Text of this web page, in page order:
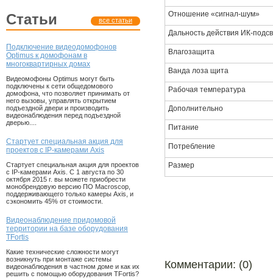
статьи все статьи
Подключение видеодомофонов
Optimus к домофонам в
многоквартирных домах
Видеомофоны Optimus могут быть
подключены к сети общедомового
домофона, что позволяет принимать от
него вызовы, управлять открытием
подъездной двери и производить
видеонаблюдения перед подъездной
дверью....
Стартует специальная акция для
проектов с IP-камерами Axis
Стартует специальная акция для проектов
с IP-камерами Axis. С 1 августа по 30
октября 2015 г. вы можете приобрести
монобрендовую версию ПО Macroscop,
поддерживающего только камеры Axis, и
сэкономить 45% от стоимости.
Видеонаблюдение придомовой
территории на базе оборудования
TFortis
Какие технические сложности могут
возникнуть при монтаже системы
видеонаблюдения в частном доме и как их
решить с помощью оборудования TFortis?
Отношение «сигнал-шум»
Дальность действия ИК-
Влагозащита
Ванда лоза щита
Рабочая температура
Дополнительно
Питание
Потребление
Размер
Комментарии: (0)